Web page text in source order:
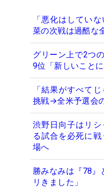
「悪化はしてい
菜の次戦は過酷な
グリーン上で2つ
9位「新しいこと
「結果がすべて
挑戦→全米予選会
渋野日向子はリ
る試合を必死に
場へ
勝みなみは『78』
リきました」